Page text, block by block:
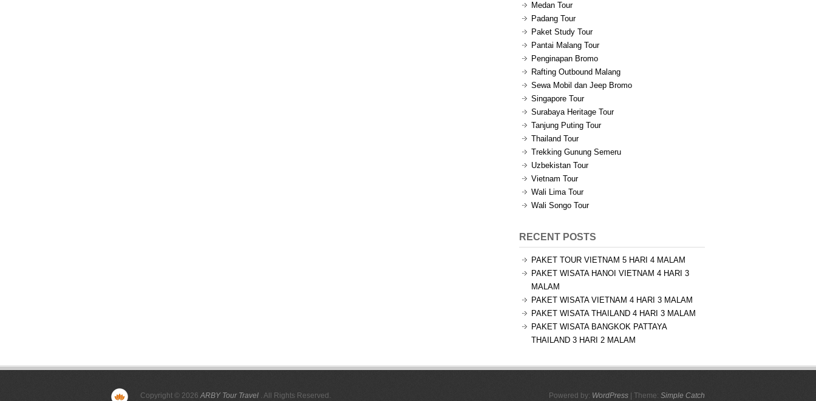
Medan Tour
Padang Tour
Paket Study Tour
Pantai Malang Tour
Penginapan Bromo
Rafting Outbound Malang
Sewa Mobil dan Jeep Bromo
Singapore Tour
Surabaya Heritage Tour
Tanjung Puting Tour
Thailand Tour
Trekking Gunung Semeru
Uzbekistan Tour
Vietnam Tour
Wali Lima Tour
Wali Songo Tour
RECENT POSTS
PAKET TOUR VIETNAM 5 HARI 4 MALAM
PAKET WISATA HANOI VIETNAM 4 HARI 3
MALAM
PAKET WISATA VIETNAM 4 HARI 3 MALAM
PAKET WISATA THAILAND 4 HARI 3 MALAM
PAKET WISATA BANGKOK PATTAYA
THAILAND 3 HARI 2 MALAM
Copyright © 2026ARBY Tour Travel . All Rights Reserved. Powered by: WordPress | Theme: Simple Catch